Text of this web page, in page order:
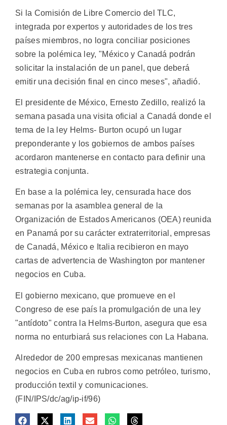
Si la Comisión de Libre Comercio del TLC,
integrada por expertos y autoridades de los tres
países miembros, no logra conciliar posiciones
sobre la polémica ley, "México y Canadá podrán
solicitar la instalación de un panel, que deberá
emitir una decisión final en cinco meses", añadió.
El presidente de México, Ernesto Zedillo, realizó la
semana pasada una visita oficial a Canadá donde el
tema de la ley Helms- Burton ocupó un lugar
preponderante y los gobiernos de ambos países
acordaron mantenerse en contacto para definir una
estrategia conjunta.
En base a la polémica ley, censurada hace dos
semanas por la asamblea general de la
Organización de Estados Americanos (OEA) reunida
en Panamá por su carácter extraterritorial, empresas
de Canadá, México e Italia recibieron en mayo
cartas de advertencia de Washington por mantener
negocios en Cuba.
El gobierno mexicano, que promueve en el
Congreso de ese país la promulgación de una ley
"antídoto" contra la Helms-Burton, asegura que esa
norma no enturbiará sus relaciones con La Habana.
Alrededor de 200 empresas mexicanas mantienen
negocios en Cuba en rubros como petróleo, turismo,
producción textil y comunicaciones.
(FIN/IPS/dc/ag/ip-if/96)